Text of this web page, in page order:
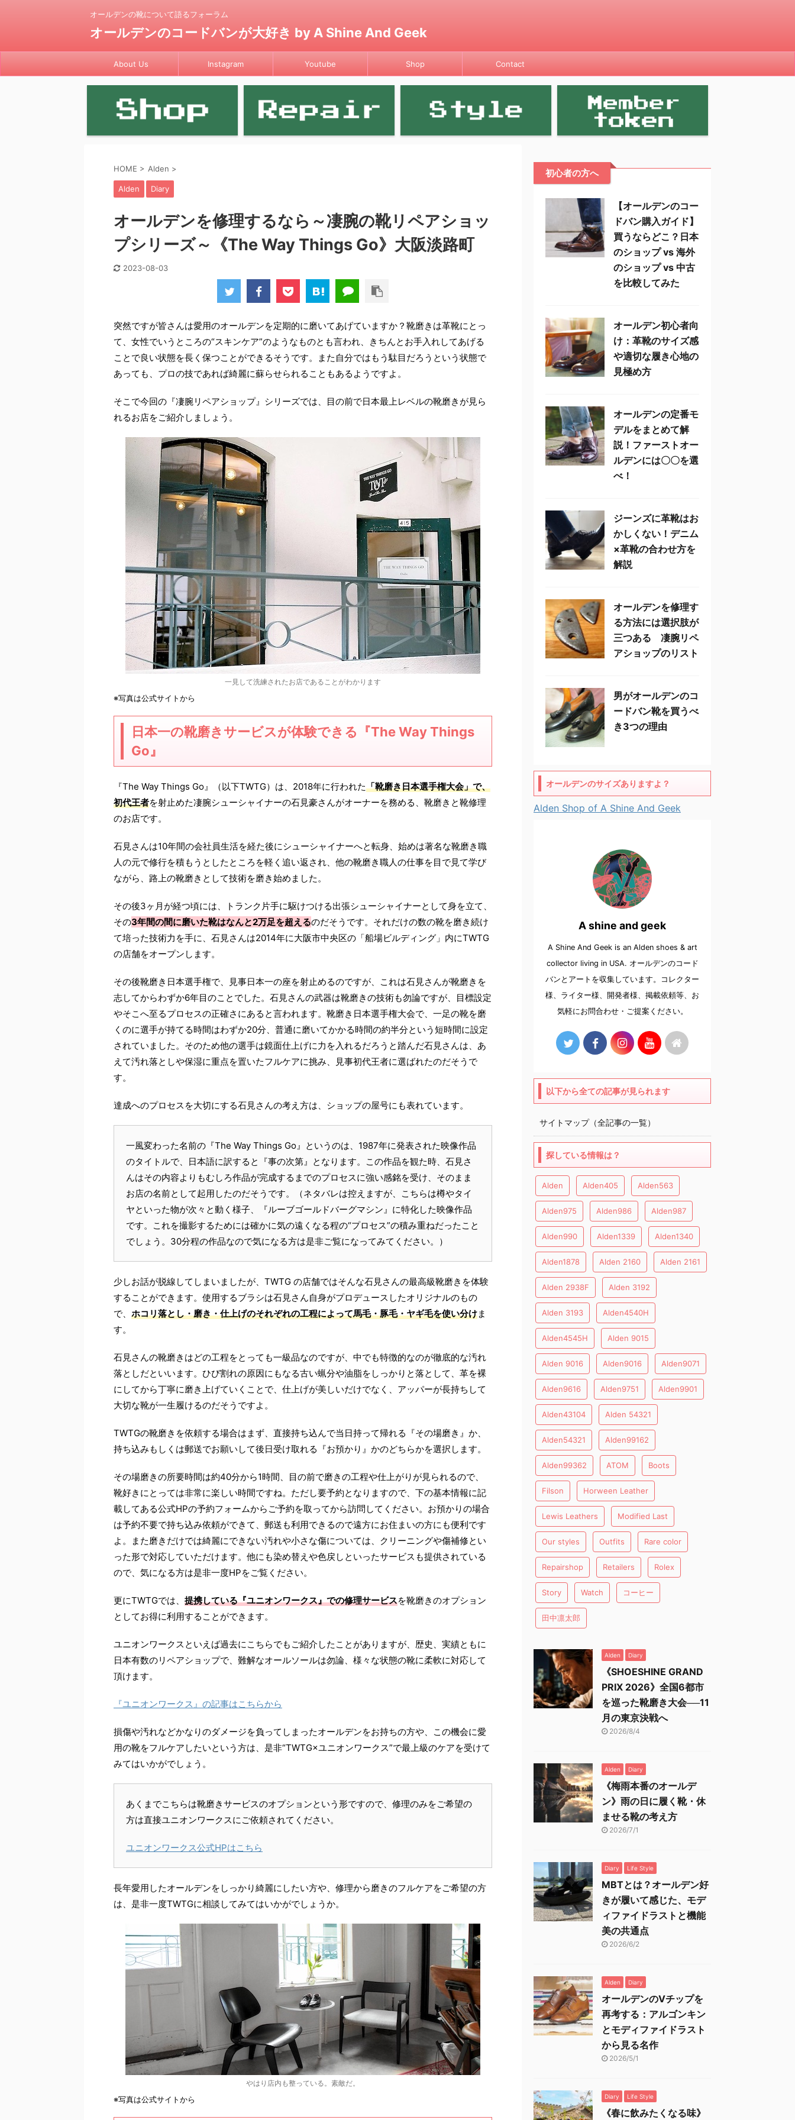
オールデンの靴について語るフォーラム
オールデンのコードバンが大好き by A Shine And Geek
About Us Instagram Youtube Shop Contact
HOME > Alden >
Alden Diary
オールデンを修理するなら～凄腕の靴リペアショッ
プシリーズ～《The Way Things Go》大阪淡路町
2023-08-03
突然ですが皆さんは愛用のオールデンを定期的に磨いてあげていますか？靴磨きは革靴にとっ
て、女性でいうところの“スキンケア”のようなものとも言われ、きちんとお手入れしてあげる
ことで良い状態を長く保つことができるそうです。また自分ではもう駄目だろうという状態で
あっても、プロの技であれば綺麗に蘇らせられることもあるようですよ。
そこで今回の『凄腕リペアショップ』シリーズでは、目の前で日本最上レベルの靴磨きが見ら
れるお店をご紹介しましょう。
一見して洗練されたお店であることがわかります
※写真は公式サイトから
日本一の靴磨きサービスが体験できる『The Way Things
Go』
『The Way Things Go』（以下TWTG）は、 2018年に行われた「靴磨き日本選手権大会」で、
初代王者を射止めた凄腕シューシャイナーの石見豪さんがオーナーを務める、靴磨きと靴修理
のお店です。
石見さんは10年間の会社員生活を経た後にシューシャイナーへと転身、始めは著名な靴磨き職
人の元で修行を積もうとしたところを軽く追い返され、他の靴磨き職人の仕事を目で見て学び
ながら、路上の靴磨きとして技術を磨き始めました。
その後3ヶ月が経つ頃には、トランク片手に駆けつける出張シューシャイナーとして身を立て、
その3年間の間に磨いた靴はなんと2万足を超えるのだそうです。それだけの数の靴を磨き続け
て培った技術力を手に、石見さんは2014年に大阪市中央区の「船場ビルディング」内にTWTG
の店舗をオープンします。
その後靴磨き日本選手権で、見事日本一の座を射止めるのですが、これは石見さんが靴磨きを
志してからわずか6年目のことでした。石見さんの武器は靴磨きの技術も勿論ですが、目標設定
やそこへ至るプロセスの正確さにあると言われます。靴磨き日本選手権大会で、一足の靴を磨
くのに選手が持てる時間はわずか20分、普通に磨いてかかる時間の約半分という短時間に設定
されていました。そのため他の選手は鏡面仕上げに力を入れるだろうと踏んだ石見さんは、あ
えて汚れ落としや保湿に重点を置いたフルケアに挑み、見事初代王者に選ばれたのだそうで
す。
達成へのプロセスを大切にする石見さんの考え方は、ショップの屋号にも表れています。
一風変わった名前の『The Way Things Go』というのは、 1987年に発表された映像作品
のタイトルで、日本語に訳すると『事の次第』となります。この作品を観た時、石見さ
んはその内容よりもむしろ作品が完成するまでのプロセスに強い感銘を受け、そのまま
お店の名前として起用したのだそうです。（ネタバレは控えますが、こちらは樽やタイ
ヤといった物が次々と動く様子、『ルーブゴールドバーグマシン』に特化した映像作品
です。これを撮影するためには確かに気の遠くなる程の“プロセス”の積み重ねだったこと
でしょう。 30分程の作品なので気になる方は是非ご覧になってみてください。）
少しお話が脱線してしまいましたが、 TWTG の店舗ではそんな石見さんの最高級靴磨きを体験
することができます。使用するブラシは石見さん自身がプロデュースしたオリジナルのもの
で、 ホコリ落とし・磨き・仕上げのそれぞれの工程によって馬毛・豚毛・ヤギ毛を使い分けま
す。
石見さんの靴磨きはどの工程をとっても一級品なのですが、中でも特徴的なのが徹底的な汚れ
落としだといいます。ひび割れの原因にもなる古い蝋分や油脂をしっかりと落として、革を裸
にしてから丁寧に磨き上げていくことで、仕上げが美しいだけでなく、アッパーが長持ちして
大切な靴が一生履けるのだそうですよ。
TWTGの靴磨きを依頼する場合はまず、直接持ち込んで当日持って帰れる『その場磨き』か、
持ち込みもしくは郵送でお願いして後日受け取れる『お預かり』かのどちらかを選択します。
その場磨きの所要時間は約40分から1時間、目の前で磨きの工程や仕上がりが見られるので、
靴好きにとっては非常に楽しい時間ですね。ただし要予約となりますので、下の基本情報に記
載してある公式HPの予約フォームからご予約を取ってから訪問してください。お預かりの場合
は予約不要で持ち込み依頼ができて、郵送も利用できるので遠方にお住まいの方にも便利です
よ。また磨きだけでは綺麗にできない汚れや小さな傷については、クリーニングや傷補修とい
った形で対応していただけます。他にも染め替えや色戻しといったサービスも提供されている
ので、気になる方は是非一度HPをご覧ください。
更にTWTGでは、 提携している『ユニオンワークス』での修理サービスを靴磨きのオプション
としてお得に利用することができます。
ユニオンワークスといえば過去にこちらでもご紹介したことがありますが、歴史、実績ともに
日本有数のリペアショップで、難解なオールソールは勿論、様々な状態の靴に柔軟に対応して
頂けます。
『ユニオンワークス』の記事はこちらから
損傷や汚れなどかなりのダメージを負ってしまったオールデンをお持ちの方や、この機会に愛
用の靴をフルケアしたいという方は、是非“TWTG×ユニオンワークス”で最上級のケアを受けて
みてはいかがでしょう。
あくまでこちらは靴磨きサービスのオプションという形ですので、修理のみをご希望の
方は直接ユニオンワークスにご依頼されてください。
ユニオンワークス公式HPはこちら
長年愛用したオールデンをしっかり綺麗にしたい方や、修理から磨きのフルケアをご希望の方
は、是非一度TWTGに相談してみてはいかがでしょうか。
やはり店内も整っている。素敵だ。
※写真は公式サイトから
初心者の方へ
【オールデンのコー
ドバン購入ガイド】
買うならどこ？日本
のショップ vs 海外
のショップ vs 中古
を比較してみた
オールデン初心者向
け：革靴のサイズ感
や適切な履き心地の
見極め方
オールデンの定番モ
デルをまとめて解
説！ファーストオー
ルデンには〇〇を選
べ！
ジーンズに革靴はお
かしくない！デニム
×革靴の合わせ方を
解説
オールデンを修理す
る方法には選択肢が
三つある 凄腕リペ
アショップのリスト
男がオールデンのコ
ードバン靴を買うべ
き3つの理由
オールデンのサイズありますよ？
Alden Shop of A Shine And Geek
A shine and geek
A Shine And Geek is an Alden shoes & art
collector living in USA. オールデンのコード
バンとアートを収集しています。コレクター
様、ライター様、開発者様、掲載依頼等、お
気軽にお問合わせ・ご提案ください。
以下から全ての記事が見られます
サイトマップ（全記事の一覧）
探している情報は？
Alden Alden405 Alden563
Alden975 Alden986 Alden987
Alden990 Alden1339 Alden1340
Alden1878 Alden 2160 Alden 2161
Alden 2938F Alden 3192
Alden 3193 Alden4540H
Alden4545H Alden 9015
Alden 9016 Alden9016 Alden9071
Alden9616 Alden9751 Alden9901
Alden43104 Alden 54321
Alden54321 Alden99162
Alden99362 ATOM Boots
Filson Horween Leather
Lewis Leathers Modified Last
Our styles Outfits Rare color
Repairshop Retailers Rolex
Story Watch コーヒー
田中凛太郎
Alden Diary
《SHOESHINE GRAND
PRIX 2026》全国6都市
を巡った靴磨き大会──11
月の東京決戦へ
2026/8/4
Alden Diary
《梅雨本番のオールデ
ン》雨の日に履く靴・休
ませる靴の考え方
2026/7/1
Diary Life Style
MBTとは？オールデン好
きが履いて感じた、モデ
ィファイドラストと機能
美の共通点
2026/6/2
Alden Diary
オールデンのVチップを
再考する：アルゴンキン
とモディファイドラスト
から見る名作
2026/5/1
Diary Life Style
《春に飲みたくなる味》